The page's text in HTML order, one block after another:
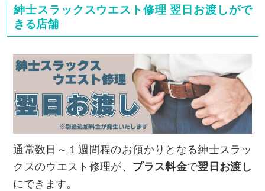
紳士スラックスウエスト修理 翌日お渡しがで
きる店舗
通常数日～１週間程のお預かりとなる紳士スラッ
クスのウエスト修理が、 プラス料金で翌日お渡し
にできます。